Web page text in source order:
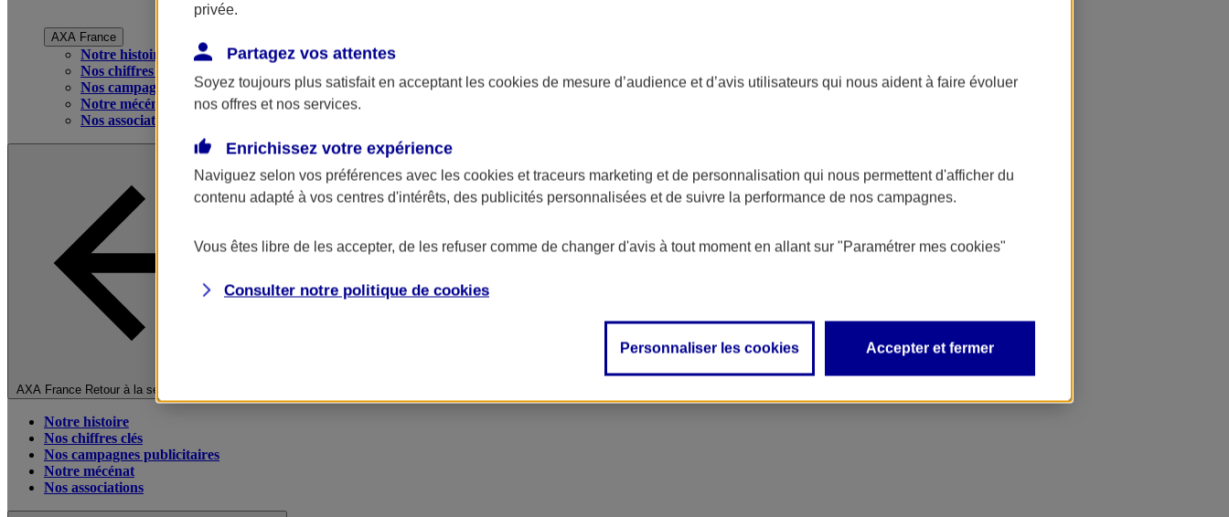
AXA France
Notre histoire
Nos chiffres clés
Nos campagnes publicitaires
Notre mécénat
Nos associations
AXA France Retour à la section précédente
Notre histoire
Nos chiffres clés
Nos campagnes publicitaires
Notre mécénat
Nos associations
privée.
Partagez vos attentes
Soyez toujours plus satisfait en acceptant les cookies de mesure d’audience et d’avis utilisateurs qui nous aident à faire évoluer
nos offres et nos services.
Enrichissez votre expérience
Naviguez selon vos préférences avec les cookies et traceurs marketing et de personnalisation qui nous permettent d'afficher du
contenu adapté à vos centres d'intérêts, des publicités personnalisées et de suivre la performance de nos campagnes.
Vous êtes libre de les accepter, de les refuser comme de changer d'avis à tout moment en allant sur "Paramétrer mes cookies"
Consulter notre politique de cookies
Personnaliser les cookies Accepter et fermer